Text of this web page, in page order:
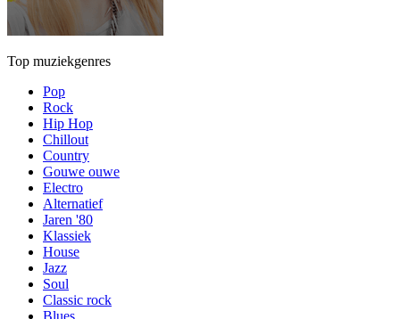
Top muziekgenres
Pop
Rock
Hip Hop
Chillout
Country
Gouwe ouwe
Electro
Alternatief
Jaren '80
Klassiek
House
Jazz
Soul
Classic rock